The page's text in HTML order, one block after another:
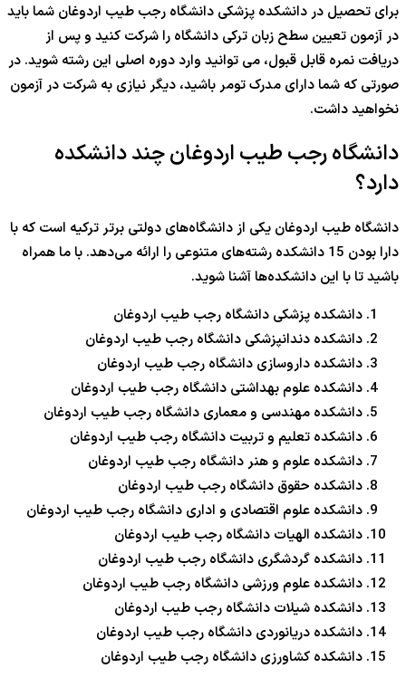
برای تحصیل در دانشکده پزشکی دانشگاه رجب طیب اردوغان شما باید
در آزمون تعیین سطح زبان ترکی دانشگاه را شرکت کنید و پس از
دریافت نمره قابل قبول، می توانید وارد دوره اصلی این رشته شوید. در
صورتی که شما دارای مدرک تومر باشید، دیگر نیازی به شرکت در آزمون
نخواهید داشت.
دانشگاه رجب طیب اردوغان چند دانشکده
دارد؟
دانشگاه طیب اردوغان یکی از دانشگاه‌های دولتی برتر ترکیه است که با
دارا بودن 15 دانشکده رشته‌های متنوعی را ارائه می‌دهد. با ما همراه
باشید تا با این دانشکده‌ها آشنا شوید.
دانشکده پزشکی دانشگاه رجب طیب اردوغان
دانشکده دندانپزشکی دانشگاه رجب طیب اردوغان
دانشکده داروسازی دانشگاه رجب طیب اردوغان
دانشکده علوم بهداشتی دانشگاه رجب طیب اردوغان
دانشکده مهندسی و معماری دانشگاه رجب طیب اردوغان
دانشکده تعلیم و تربیت دانشگاه رجب طیب اردوغان
دانشکده علوم و هنر دانشگاه رجب طیب اردوغان
دانشکده حقوق دانشگاه رجب طیب اردوغان
دانشکده علوم اقتصادی و اداری دانشگاه رجب طیب اردوغان
دانشکده الهیات دانشگاه رجب طیب اردوغان
دانشکده گردشگری دانشگاه رجب طیب اردوغان
دانشکده علوم ورزشی دانشگاه رجب طیب اردوغان
دانشکده شیلات دانشگاه رجب طیب اردوغان
دانشکده دریانوردی دانشگاه رجب طیب اردوغان
دانشکده کشاورزی دانشگاه رجب طیب اردوغان